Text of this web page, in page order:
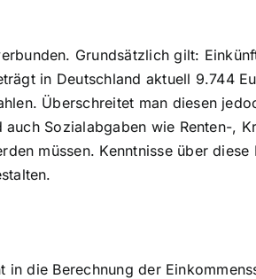
Grundsätzlich gilt:
in Deutschland aktuell 9.744
Überschreitet man diesen
Sozialabgaben wie Renten-,
müssen. Kenntnisse über diese
die Berechnung der